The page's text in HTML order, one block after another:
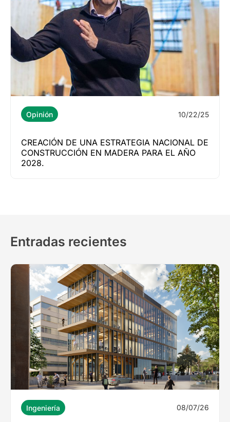
Opinión 10/22/25
CREACIÓN DE UNA ESTRATEGIA NACIONAL DE
CONSTRUCCIÓN EN MADERA PARA EL AÑO
2028.
Entradas recientes
Ingeniería 08/07/26